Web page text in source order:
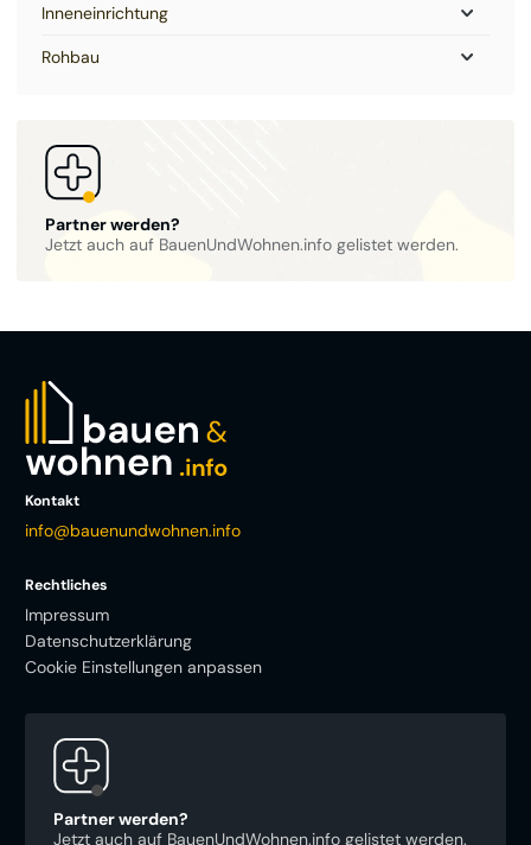
Inneneinrichtung
Rohbau
Partner werden?
Jetzt auch auf BauenUndWohnen.info gelistet werden.
Kontakt
info@bauenundwohnen.info
Rechtliches
Impressum
Datenschutzerklärung
Cookie Einstellungen anpassen
Partner werden?
Jetzt auch auf BauenUndWohnen.info gelistet werden.